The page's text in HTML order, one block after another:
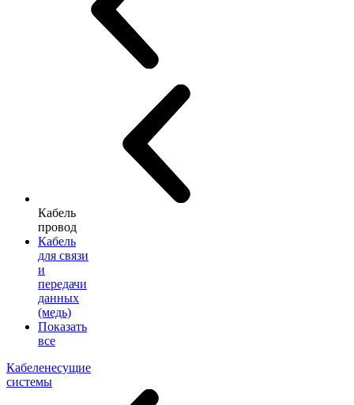
Кабель
провод
Кабель
для связи
и
передачи
данных
(медь)
Показать
все
Кабеленесущие
системы